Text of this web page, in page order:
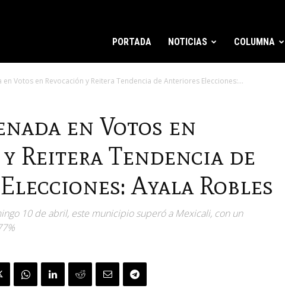
PORTADA NOTICIAS COLUMNA
en Votos en Revocación y Reitera Tendencia de Anteriores Elecciones:...
en Votos en
Reitera Tendencia de
Ayala Robles
10 de abril, este municipio superó a Mexicali, con un